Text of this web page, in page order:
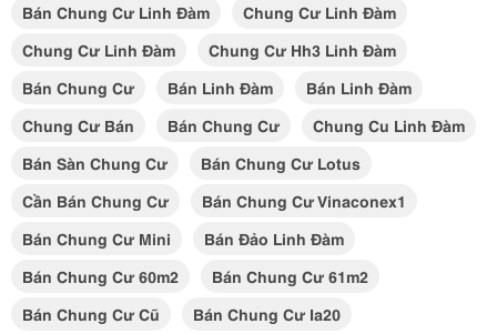
Bán Chung Cư Linh Đàm
Chung Cư Linh Đàm
Chung Cư Linh Đàm
Chung Cư Hh3 Linh Đàm
Bán Chung Cư
Bán Linh Đàm
Bán Linh Đàm
Chung Cư Bán
Bán Chung Cư
Chung Cu Linh Đàm
Bán Sàn Chung Cư
Bán Chung Cư Lotus
Cần Bán Chung Cư
Bán Chung Cư Vinaconex1
Bán Chung Cư Mini
Bán Đảo Linh Đàm
Bán Chung Cư 60m2
Bán Chung Cư 61m2
Bán Chung Cư Cũ
Bán Chung Cư Ia20